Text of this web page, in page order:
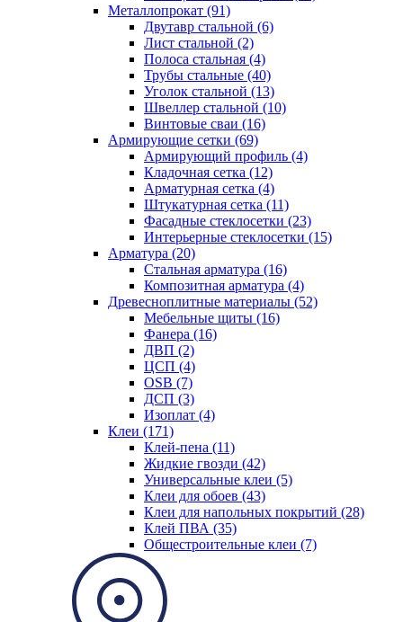
Металлопрокат (91)
Двутавр стальной (6)
Лист стальной (2)
Полоса стальная (4)
Трубы стальные (40)
Уголок стальной (13)
Швеллер стальной (10)
Винтовые сваи (16)
Армирующие сетки (69)
Армирующий профиль (4)
Кладочная сетка (12)
Арматурная сетка (4)
Штукатурная сетка (11)
Фасадные стеклосетки (23)
Интерьерные стеклосетки (15)
Арматура (20)
Стальная арматура (16)
Композитная арматура (4)
Древесноплитные материалы (52)
Мебельные щиты (16)
Фанера (16)
ДВП (2)
ЦСП (4)
OSB (7)
ДСП (3)
Изоплат (4)
Клеи (171)
Клей-пена (11)
Жидкие гвозди (42)
Универсальные клеи (5)
Клеи для обоев (43)
Клеи для напольных покрытий (28)
Клей ПВА (35)
Общестроительные клеи (7)